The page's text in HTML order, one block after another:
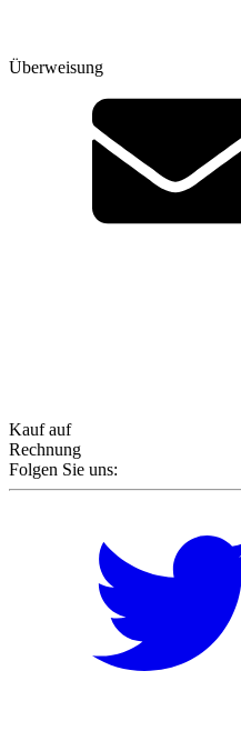
Überweisung
Kauf auf
Rechnung
Folgen Sie uns: